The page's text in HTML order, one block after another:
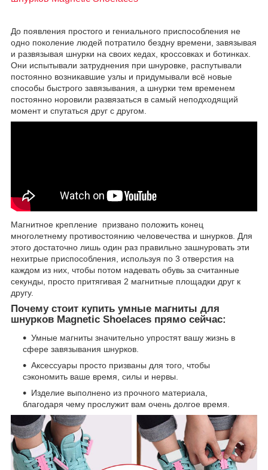
До появления простого и гениального приспособления не
одно поколение людей потратило бездну времени, завязывая
и развязывая шнурки на своих кедах, кроссовках и ботинках.
Они испытывали затруднения при шнуровке, распутывали
постоянно возникавшие узлы и придумывали всё новые
способы быстрого завязывания, а шнурки тем временем
постоянно норовили развязаться в самый неподходящий
момент и спутаться друг с другом.
Магнитное крепление призвано положить конец
многолетнему противостоянию человечества и шнурков. Для
этого достаточно лишь один раз правильно зашнуровать эти
нехитрые приспособления, используя по 3 отверстия на
каждом из них, чтобы потом надевать обувь за считанные
секунды, просто притягивая 2 магнитные площадки друг к
другу.
Почему стоит купить умные магниты для
шнурков Magnetic Shoelaces прямо сейчас:
Умные магниты значительно упростят вашу жизнь в
сфере завязывания шнурков.
Аксессуары просто призваны для того, чтобы
сэкономить ваше время, силы и нервы.
Изделие выполнено из прочного материала,
благодаря чему прослужит вам очень долгое время.